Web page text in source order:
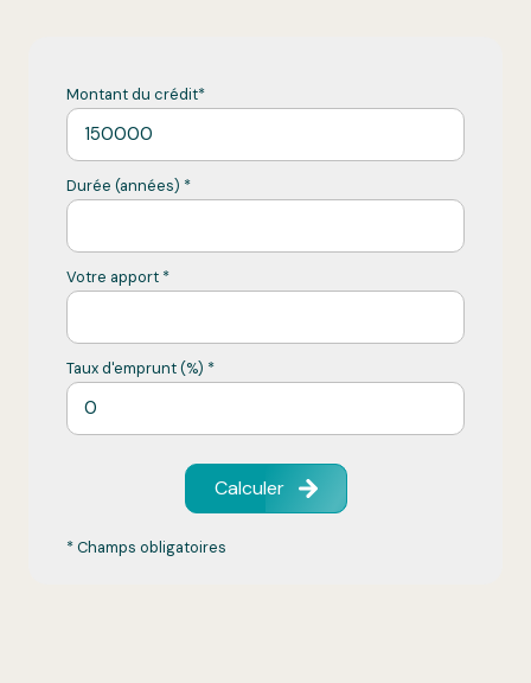
Montant du crédit*
Durée (années) *
Votre apport *
Taux d'emprunt (%) *
Calculer
* Champs obligatoires